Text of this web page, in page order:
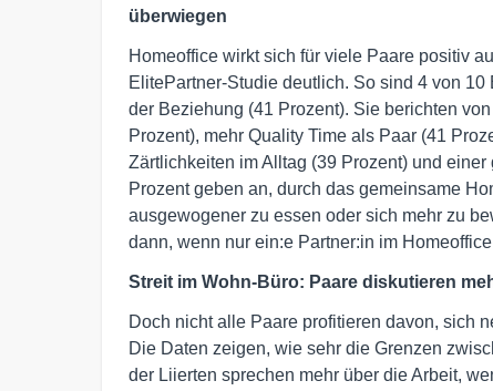
überwiegen
Homeoffice wirkt sich für viele Paare positiv
ElitePartner-Studie deutlich. So sind 4 von
der Beziehung (41 Prozent). Sie berichten
Prozent), mehr Quality Time als Paar (41
Zärtlichkeiten im Alltag (39 Prozent) und
Prozent geben an, durch das gemeinsame
ausgewogener zu essen oder sich mehr zu
dann, wenn nur ein:e Partner:in im
Streit im Wohn-Büro: Paare diskutieren
Doch nicht alle Paare profitieren davon, sich
Die Daten zeigen, wie sehr die Grenzen
der Liierten sprechen mehr über die Arbeit,